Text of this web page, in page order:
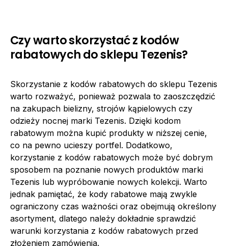
Czy warto skorzystać z kodów
rabatowych do sklepu Tezenis?
Skorzystanie z kodów rabatowych do sklepu Tezenis
warto rozważyć, ponieważ pozwala to zaoszczędzić
na zakupach bielizny, strojów kąpielowych czy
odzieży nocnej marki Tezenis. Dzięki kodom
rabatowym można kupić produkty w niższej cenie,
co na pewno ucieszy portfel. Dodatkowo,
korzystanie z kodów rabatowych może być dobrym
sposobem na poznanie nowych produktów marki
Tezenis lub wypróbowanie nowych kolekcji. Warto
jednak pamiętać, że kody rabatowe mają zwykle
ograniczony czas ważności oraz obejmują określony
asortyment, dlatego należy dokładnie sprawdzić
warunki korzystania z kodów rabatowych przed
złożeniem zamówienia.